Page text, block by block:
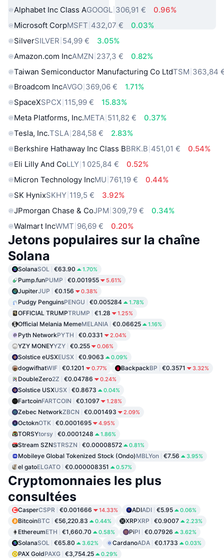
Alphabet Inc Class AGOOGL 306,91 €
0.96%
Microsoft CorpMSFT 432,07 €
0.03%
SilverSILVER 54,99 €
3.05%
Amazon.com IncAMZN 237,3 €
0.82%
Taiwan Semiconductor Manufacturing Co LtdTSM 363,84
Broadcom IncAVGO 369,06 €
1.71%
SpaceXSPCX 115,99 €
15.83%
Meta Platforms, Inc.META 511,82 €
0.37%
Tesla, Inc.TSLA 284,58 €
2.83%
Berkshire Hathaway Inc Class BBRK.B 451,01 €
0.54%
Eli Lilly And CoLLY 1 025,84 €
0.52%
Micron Technology IncMU 761,19 €
0.44%
SK HynixSKHY 119,5 €
3.92%
JPmorgan Chase & CoJPM 309,79 €
0.34%
Walmart IncWMT 96,69 € 0.20%
Jetons populaires sur la chaîne
Solana
SolanaSOL €63.90 1.70%
Pump.funPUMP €0.001955 5.61%
JupiterJUP €0.156 0.38%
Pudgy PenguinsPENGU €0.005284 1.78%
OFFICIAL TRUMPTRUMP €1.28 1.25%
Official Melania MemeMELANIA €0.06625 1.16%
Pyth NetworkPYTH €0.0331 2.04%
YZY MONEYYZY €0.255 0.06%
Solstice eUSXEUSX €0.9063 0.09%
dogwifhatWIF €0.1201 0.77% BackpackBP €0.3571 3.32%
DoubleZero2Z €0.04786 0.24%
Solstice USXUSX €0.8673 0.04%
FartcoinFARTCOIN €0.1097 1.28%
Zebec NetworkZBCN €0.001493 2.09%
OctoknOTK €0.0001695 4.95%
TORSYtorsy €0.0001248 1.86%
Stream SZNSTRSZN €0.00008572 0.81%
Mobileye Global Tokenized Stock (Ondo)MBLYon €7.56 3.95%
el gatoELGATO €0.000008351 0.57%
Cryptomonnaies les plus
consultées
CasperCSPR €0.001666 14.33% ADIADI €5.95 0.06%
BitcoinBTC €56,220.83 0.44% XRPXRP €0.9007 2.23%
EthereumETH €1,660.70 0.58% PiPI €0.07926 3.62%
SolanaSOL €65.80 3.62% CardanoADA €0.1733 0.03%
PAX GoldPAXG €3,754.25 0.29%